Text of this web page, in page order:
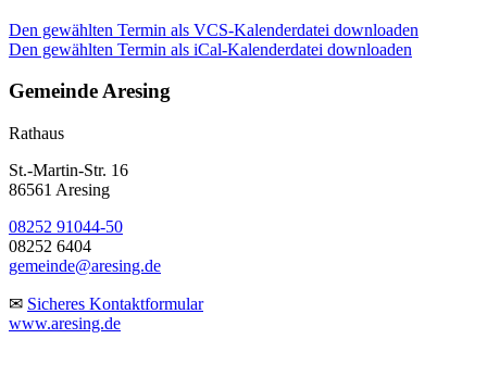
Den gewählten Termin als VCS-Kalenderdatei downloaden
Den gewählten Termin als iCal-Kalenderdatei downloaden
Gemeinde Aresing
Rathaus
St.-Martin-Str. 16
86561 Aresing
08252 91044-50
08252 6404
gemeinde@aresing.de
✉ Sicheres Kontaktformular
www.aresing.de